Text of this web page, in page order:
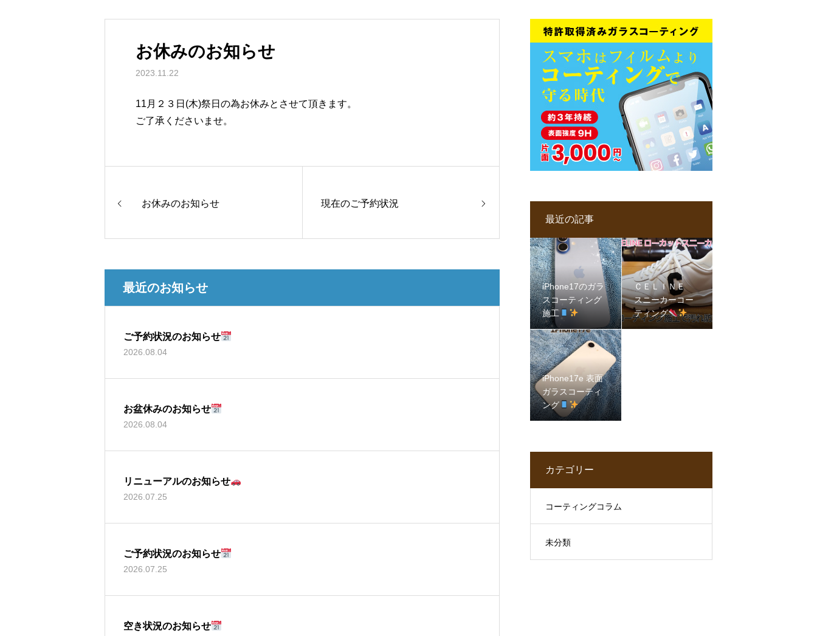
お休みのお知らせ
2023.11.22
11月２３日(木)祭日の為お休みとさせて頂きます。
ご了承くださいませ。
お休みのお知らせ 現在のご予約状況
最近のお知らせ
ご予約状況のお知らせ
2026.08.04
お盆休みのお知らせ
2026.08.04
リニューアルのお知らせ
2026.07.25
ご予約状況のお知らせ
2026.07.25
空き状況のお知らせ
最近の記事
iPhone17のガラ
スコーティング
施工
ＣＥＬＩＮＥ
スニーカーコー
ティング
iPhone17e 表面
ガラスコーティ
ング
カテゴリー
コーティングコラム
未分類